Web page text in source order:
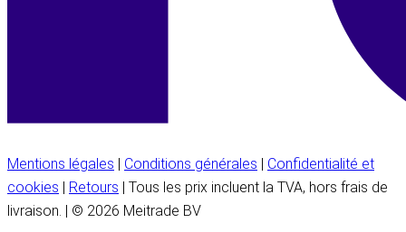
Mentions légales | Conditions générales | Confidentialité et
cookies | Retours | Tous les prix incluent la TVA, hors frais de
livraison. | © 2026 Meitrade BV